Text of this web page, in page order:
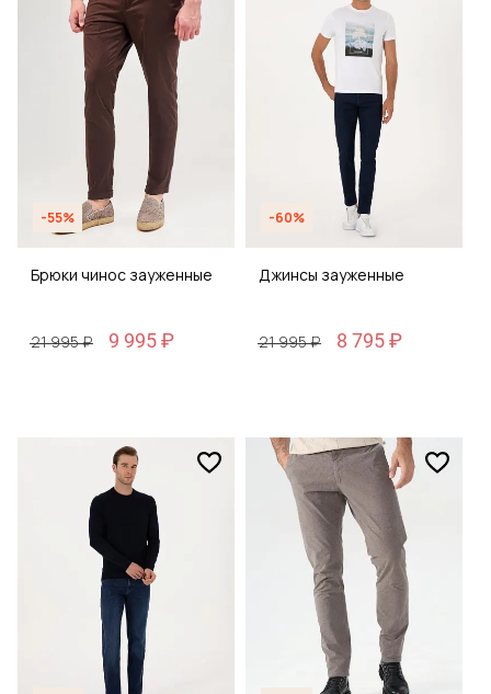
-55%
Брюки чинос зауженные
21 995 ₽ 9 995 ₽
-60%
Джинсы зауженные
21 995 ₽ 8 795 ₽